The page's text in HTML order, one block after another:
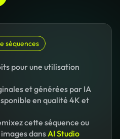
séquences
pour une utilisation
et générées par IA
en qualité 4K et
cette séquence ou
dansAI Studio